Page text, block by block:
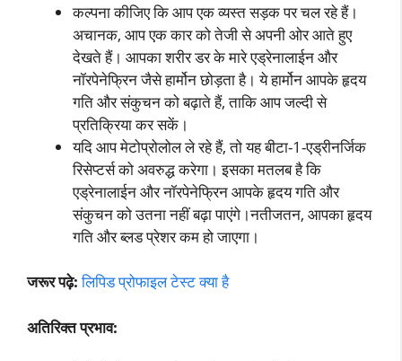
कल्पना कीजिए कि आप एक व्यस्त सड़क पर चल रहे हैं।
अचानक, आप एक कार को तेजी से अपनी ओर आते हुए
देखते हैं। आपका शरीर डर के मारे एड्रेनालाईन और
नॉरपेनेफ्रिन जैसे हार्मोन छोड़ता है। ये हार्मोन आपके हृदय
गति और संकुचन को बढ़ाते हैं, ताकि आप जल्दी से
प्रतिक्रिया कर सकें।
यदि आप मेटोप्रोलोल ले रहे हैं, तो यह बीटा-1-एड्रीनर्जिक
रिसेप्टर्स को अवरुद्ध करेगा। इसका मतलब है कि
एड्रेनालाईन और नॉरपेनेफ्रिन आपके हृदय गति और
संकुचन को उतना नहीं बढ़ा पाएंगे।नतीजतन, आपका हृदय
गति और ब्लड प्रेशर कम हो जाएगा।
जरूर पढ़े: लिपिड प्रोफाइल टेस्ट क्या है
अतिरिक्त प्रभाव: